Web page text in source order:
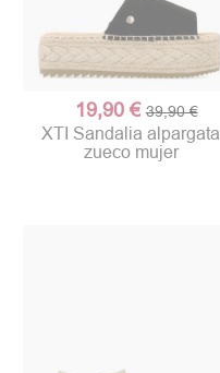
19,90 € 39,90 €
XTI Sandalia alpargata
zueco mujer